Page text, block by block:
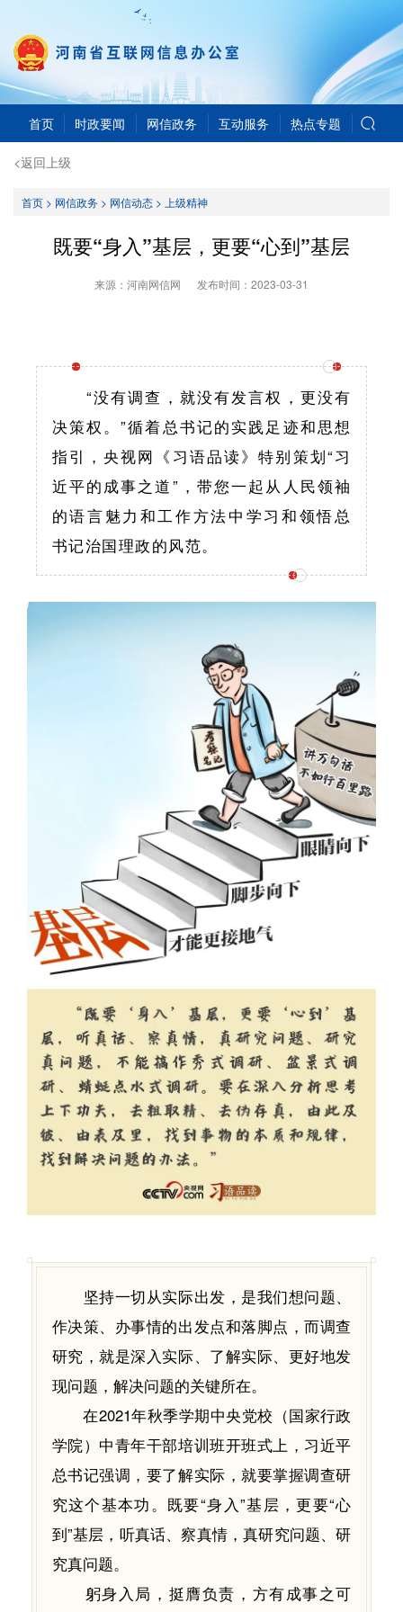
首页 时政要闻 网信政务 互动服务 热点专题
<返回上级
首页> 网信政务> 网信动态> 上级精神
既要“身入”基层，更要“心到”基层
来源：河南网信网 发布时间： 2023-03-31
“没有调查，就没有发言权，更没有
决策权。”循着总书记的实践足迹和思想
指引，央视网《习语品读》特别策划“习
近平的成事之道”，带您一起从人民领袖
的语言魅力和工作方法中学习和领悟总
书记治国理政的风范。
坚持一切从实际出发，是我们想问题、
作决策、办事情的出发点和落脚点，而调查
研究，就是深入实际、了解实际、更好地发
现问题，解决问题的关键所在。
在2021年秋季学期中央党校（国家行政
学院）中青年干部培训班开班式上，习近平
总书记强调，要了解实际，就要掌握调查研
究这个基本功。既要“身入”基层，更要“心
到”基层，听真话、察真情，真研究问题、研
究真问题。
躬身入局，挺膺负责，方有成事之可